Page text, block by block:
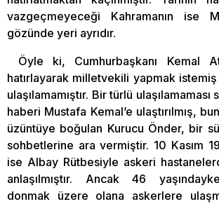
vazgeçmeyeceği Kahramanın ise
gözünde yeri ayrıdır.
Öyle ki, Cumhurbaşkanı Kemal
hatırlayarak milletvekili yapmak
ulaşılamamıştır. Bir türlü ulaşılamaması
haberi Mustafa Kemal’e ulaştırılmış,
üzüntüye boğulan Kurucu Önder, bir
sohbetlerine ara vermiştir. 10 Kasım
ise Albay Rütbesiyle askeri
anlaşılmıştır. Ancak 46
donmak üzere olana askerlere